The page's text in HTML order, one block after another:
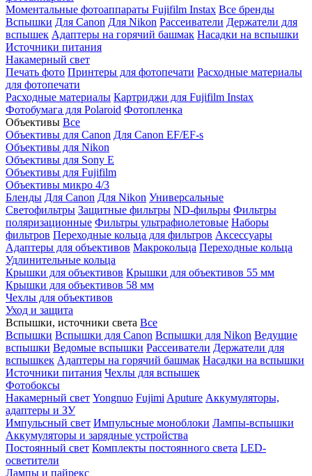
Моментальные фотоаппараты Fujifilm Instax Все бренды
Вспышки Для Canon Для Nikon Рассеиватели Держатели для
вспышек Адаптеры на горячий башмак Насадки на вспышки
Источники питания
Накамерный свет
Печать фото Принтеры для фотопечати Расходные материалы
для фотопечати
Расходные материалы Картриджи для Fujifilm Instax
Фотобумага для Polaroid Фотопленка
Объективы Все
Объективы для Canon Для Canon EF/EF-s
Объективы для Nikon
Объективы для Sony E
Объективы для Fujifilm
Объективы микро 4/3
Бленды Для Canon Для Nikon Универсальные
Светофильтры Защитные фильтры ND-фильры Фильтры
поляризационные Фильтры ультрафиолетовые Наборы
фильтров Переходные кольца для фильтров Аксессуары
Адаптеры для объективов Макрокольца Переходные кольца
Удлинительные кольца
Крышки для объективов Крышки для объективов 55 мм
Крышки для объективов 58 мм
Чехлы для объективов
Уход и защита
Вспышки, источники света Все
Вспышки Вспышки для Canon Вспышки для Nikon Ведущие
вспышки Ведомые вспышки Рассеиватели Держатели для
вспышкек Адаптеры на горячий башмак Насадки на вспышки
Источники питания Чехлы для вспышек
Фотобоксы
Накамерный свет Yongnuo Fujimi Aputure Аккумуляторы,
адаптеры и ЗУ
Импульсный свет Импульсные моноблоки Лампы-вспышки
Аккумуляторы и зарядные устройства
Постоянный свет Комплекты постоянного света LED-
осветители
Лампы и пайрекс